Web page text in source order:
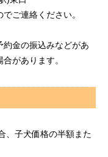
ご連絡ください。
約金の振込みなどがあ
があります。
子犬価格の半額また